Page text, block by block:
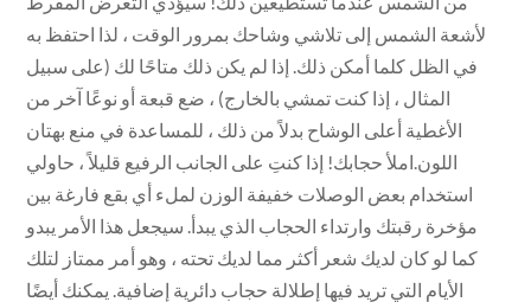
لأشعة الشمس إلى تلاشي وشاحك بمرور الوقت ، لذا احتفظ به
في الظل كلما أمكن ذلك. إذا لم يكن ذلك متاحًا لك (على سبيل
المثال ، إذا كنت تمشي بالخارج) ، ضع قبعة أو نوعًا آخر من
الأغطية أعلى الوشاح بدلاً من ذلك ، للمساعدة في منع بهتان
اللون.املأ حجابك! إذا كنتِ على الجانب الرفيع قليلاً ، حاولي
استخدام بعض الوصلات خفيفة الوزن لملء أي بقع فارغة بين
مؤخرة رقبتك وارتداء الحجاب الذي يبدأ. سيجعل هذا الأمر يبدو
كما لو كان لديك شعر أكثر مما لديك تحته ، وهو أمر ممتاز لتلك
الأيام التي تريد فيها إطلالة حجاب دائرية إضافية. يمكنك أيضًا